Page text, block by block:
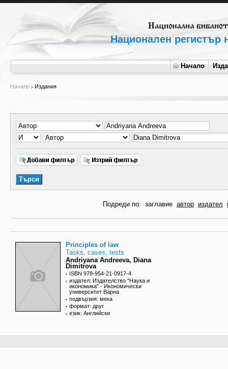
Национален регистър
Начало
Начало Издания
Подреди по: заглавие автор издател
Principles of law
Tasks, cases, tests
Andriyana Andreeva, Diana
Dimitrova
ISBN 978-954-21-0917-4
издател: Издателство "Наука и
икономика" - Икономически
университет Варна
подвързия: мека
формат: друг
език: Английски